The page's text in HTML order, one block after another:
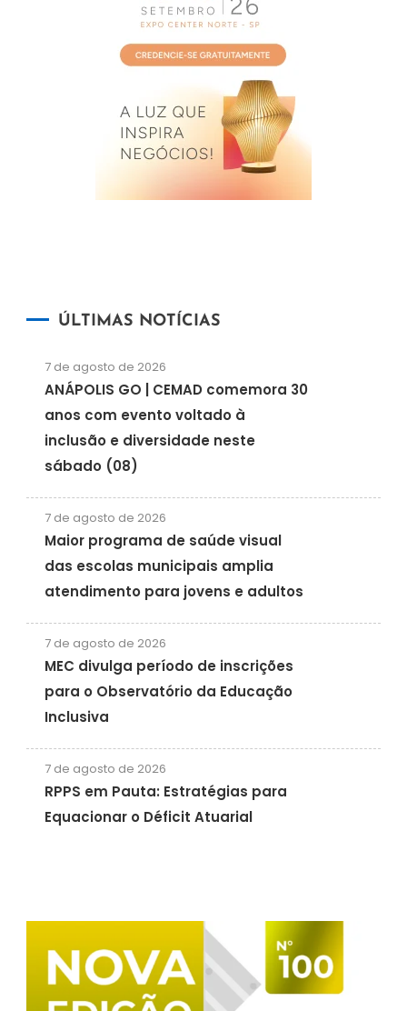
ÚLTIMAS NOTÍCIAS
7 de agosto de 2026
ANÁPOLIS GO | CEMAD comemora 30
anos com evento voltado à
inclusão e diversidade neste
sábado (08)
7 de agosto de 2026
Maior programa de saúde visual
das escolas municipais amplia
atendimento para jovens e adultos
7 de agosto de 2026
MEC divulga período de inscrições
para o Observatório da Educação
Inclusiva
7 de agosto de 2026
RPPS em Pauta: Estratégias para
Equacionar o Déficit Atuarial